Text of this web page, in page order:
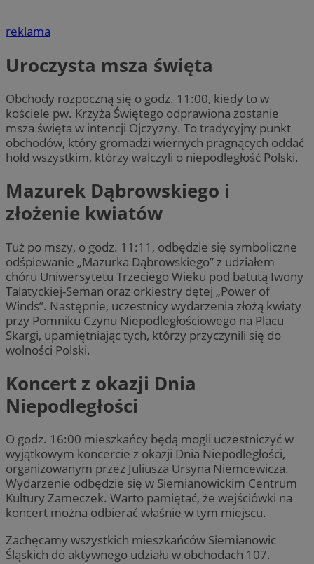
reklama
Uroczysta msza święta
Obchody rozpoczną się o godz. 11:00, kiedy to w
kościele pw. Krzyża Świętego odprawiona zostanie
msza święta w intencji Ojczyzny. To tradycyjny punkt
obchodów, który gromadzi wiernych pragnących oddać
hołd wszystkim, którzy walczyli o niepodległość Polski.
Mazurek Dąbrowskiego i
złożenie kwiatów
Tuż po mszy, o godz. 11:11, odbędzie się symboliczne
odśpiewanie „Mazurka Dąbrowskiego” z udziałem
chóru Uniwersytetu Trzeciego Wieku pod batutą Iwony
Talatyckiej-Seman oraz orkiestry dętej „Power of
Winds”. Następnie, uczestnicy wydarzenia złożą kwiaty
przy Pomniku Czynu Niepodległościowego na Placu
Skargi, upamiętniając tych, którzy przyczynili się do
wolności Polski.
Koncert z okazji Dnia
Niepodległości
O godz. 16:00 mieszkańcy będą mogli uczestniczyć w
wyjątkowym koncercie z okazji Dnia Niepodległości,
organizowanym przez Juliusza Ursyna Niemcewicza.
Wydarzenie odbędzie się w Siemianowickim Centrum
Kultury Zameczek. Warto pamiętać, że wejściówki na
koncert można odbierać właśnie w tym miejscu.
Zachęcamy wszystkich mieszkańców Siemianowic
Śląskich do aktywnego udziału w obchodach 107.